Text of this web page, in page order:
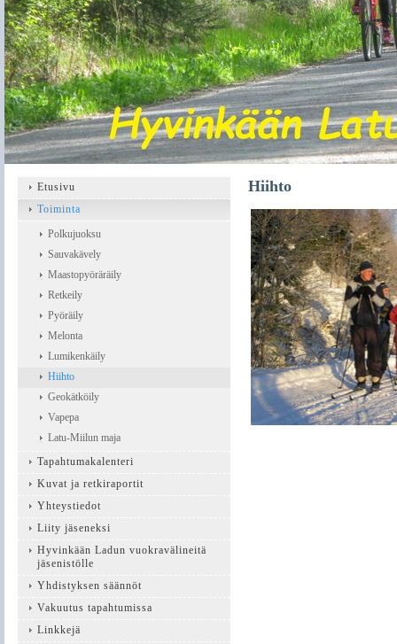
Hiihto
Etusivu
Toiminta
Polkujuoksu
Sauvakävely
Maastopyöräräily
Retkeily
Pyöräily
Melonta
Lumikenkäily
Hiihto
Geokätköily
Vapepa
Latu-Miilun maja
Tapahtumakalenteri
Kuvat ja retkiraportit
Yhteystiedot
Liity jäseneksi
Hyvinkään Ladun vuokravälineitä
jäsenistölle
Yhdistyksen säännöt
Vakuutus tapahtumissa
Linkkejä